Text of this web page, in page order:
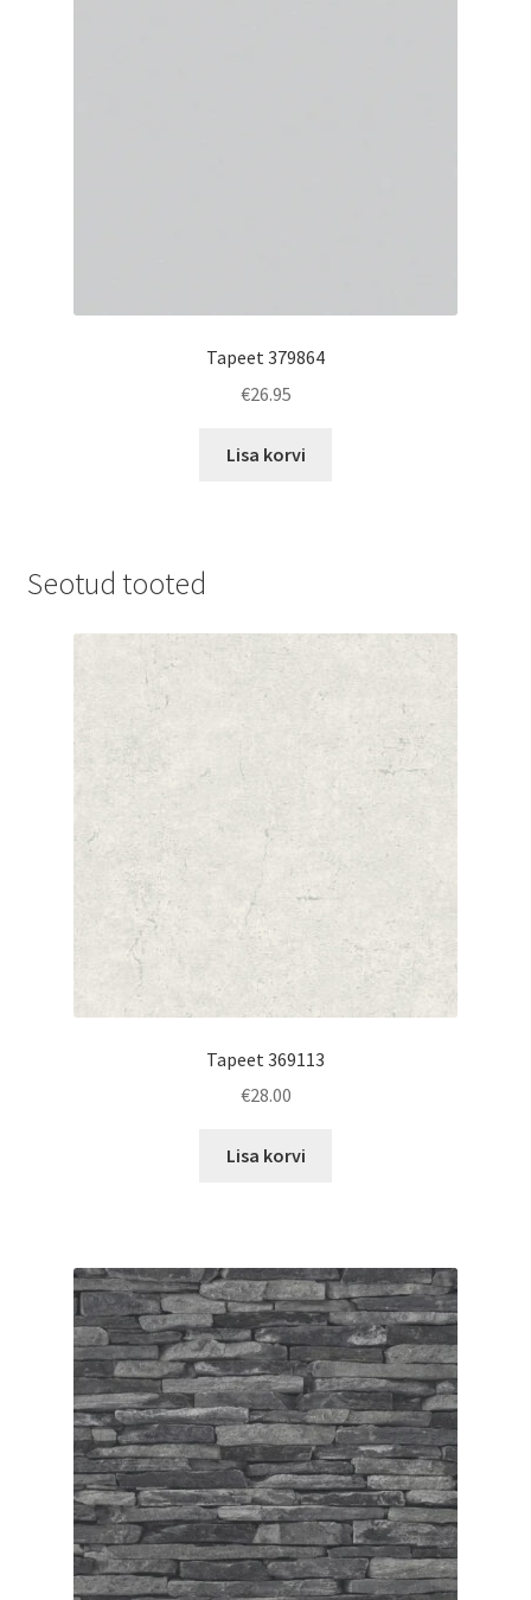
Tapeet 379864
€26.95
Lisa korvi
Seotud tooted
Tapeet 369113
€28.00
Lisa korvi